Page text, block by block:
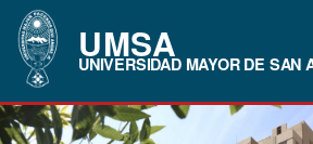
UMSA
UNIVERSIDAD MAYOR DE SAN